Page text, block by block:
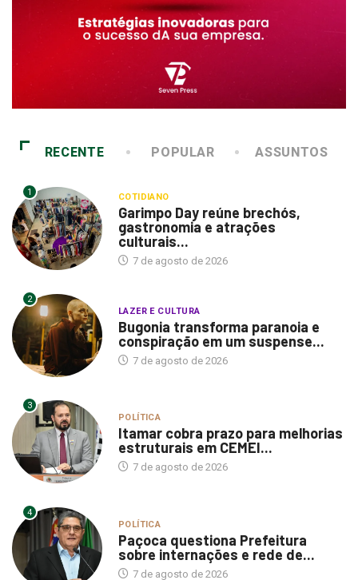
RECENTE POPULAR ASSUNTOS
1 COTIDIANO
Garimpo Day reúne brechós,
gastronomia e atrações
culturais...
7 de agosto de 2026
2
LAZER E CULTURA
Bugonia transforma paranoia e
conspiração em um suspense...
7 de agosto de 2026
3
POLÍTICA
Itamar cobra prazo para melhorias
estruturais em CEMEI...
7 de agosto de 2026
4
POLÍTICA
Paçoca questiona Prefeitura
sobre internações e rede de...
7 de agosto de 2026